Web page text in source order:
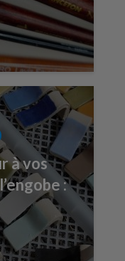
à vos
: